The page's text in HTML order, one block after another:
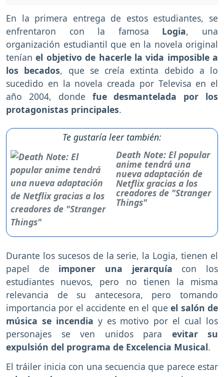
En la primera entrega de estos estudiantes, se
enfrentaron con la famosa Logia, una
organización estudiantil que en la novela original
teníanel objetivo de hacerle la vida imposible a
los becados, que se creía extinta debido a lo
sucedido en la novela creada por Televisa en el
año 2004, donde fue desmantelada por los
protagonistas principales.
Te gustaría leer también:
Death Note: El popular
anime tendrá una
nueva adaptación de
Netflix gracias a los
creadores de "Stranger
Things"
Durante los sucesos de la serie, la Logia, tienen el
papel de imponer una jerarquía con los
estudiantes nuevos, pero no tienen la misma
relevancia de su antecesora, pero tomando
importancia por el accidente en el queel salón de
música se incendia y es motivo por el cual los
personajes se ven unidos para evitar su
expulsión del programa de Excelencia Musical.
El tráiler inicia con una secuencia que parece estar